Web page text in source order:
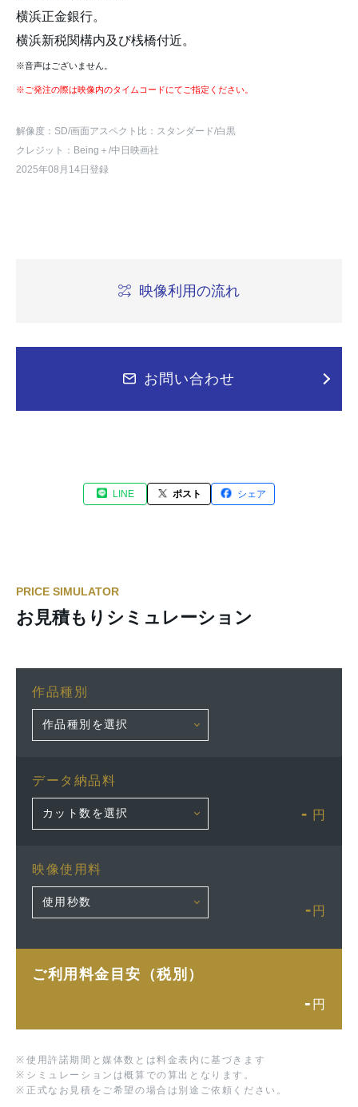
横浜正金銀行。
横浜新税関構内及び桟橋付近。
※音声はございません。
※ご発注の際は映像内のタイムコードにてご指定ください。
解像度：SD/画面アスペクト比：スタンダード/白黒
クレジット：Being＋/中日映画社
2025年08月14日登録
映像利用の流れ
お問い合わせ
LINE ポスト シェア
PRICE SIMULATOR
お見積もりシミュレーション
作品種別
データ納品料
- 円
映像使用料
- 円
ご利用料金目安（税別）
- 円
※ 使用許諾期間と媒体数とは料金表内に基づきます
※ シミュレーションは概算での算出となります。
※ 正式なお見積をご希望の場合は別途ご依頼ください。